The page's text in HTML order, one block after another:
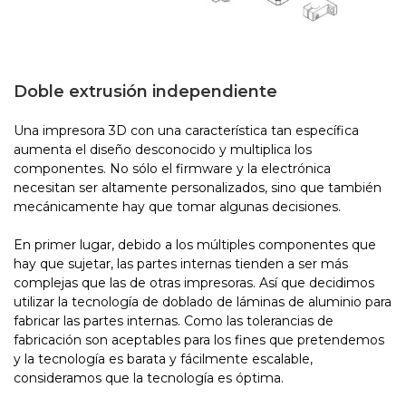
Doble extrusión independiente
Una impresora 3D con una característica tan específica
aumenta el diseño desconocido y multiplica los
componentes. No sólo el firmware y la electrónica
necesitan ser altamente personalizados, sino que también
mecánicamente hay que tomar algunas decisiones.
En primer lugar, debido a los múltiples componentes que
hay que sujetar, las partes internas tienden a ser más
complejas que las de otras impresoras. Así que decidimos
utilizar la tecnología de doblado de láminas de aluminio para
fabricar las partes internas. Como las tolerancias de
fabricación son aceptables para los fines que pretendemos
y la tecnología es barata y fácilmente escalable,
consideramos que la tecnología es óptima.